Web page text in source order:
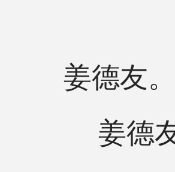
姜德友
姜德